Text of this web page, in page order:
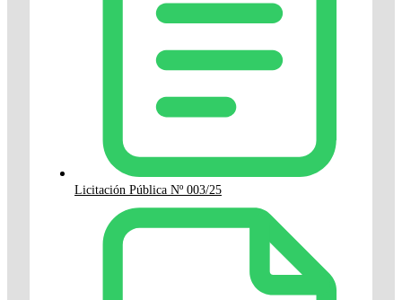
Licitación Pública Nº 003/25